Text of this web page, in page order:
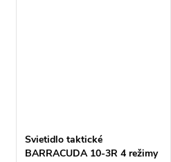
Svietidlo taktické
BARRACUDA 10-3R 4 režimy